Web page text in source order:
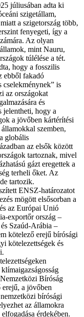
júliusában adta ki
szigetállam,
a szigetország több,
fenyegeti, így a
Az olyan
mint Nauru,
túlélése a tét.
hogy a fosszilis
ebből fakadó
is
az országokat
és
jelentheti, hogy a
a jövőben kártérítési
szemben,
globális
az elsők között
tartoznak, mivel
gázt eregettek a
terheli őket. Az
tartozik.
ENSZ-határozatot
mögött elsősorban a
az Európai Unió
exportőr ország –
Szaúd-Arábia –
kötelező erejű bírósági
kötelezettségek és
Bíróság
a jövőben
bírósági
az államokra
érdekében.